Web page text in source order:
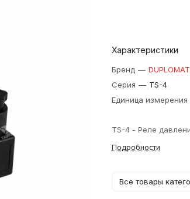
Характеристики
Бренд —
Серия — TS-4
Единица измерения
TS-4 - Реле
Подробности
Все товары